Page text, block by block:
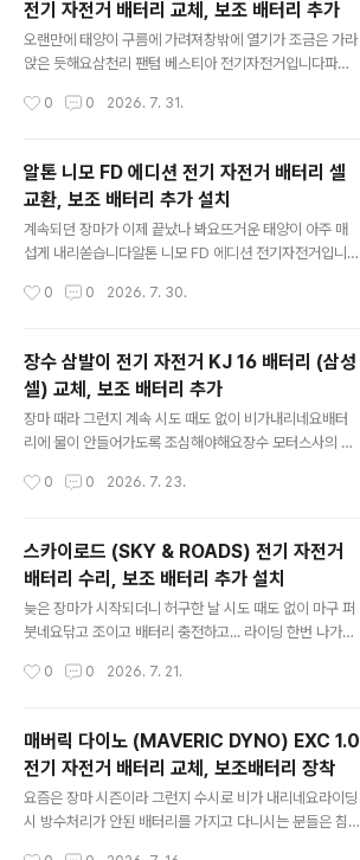
비 가성비가 뛰어난 디자인인 것 같아요​최대 속도는 약 23
Km로국내 안전 규정에도 부합되구요1회 충전으로 약 42
Km 주행이 가능하다고 합니다실제는 엄청 더 많이 나오
도로도 이용할 수 있겠네요​배터리에 대한 투자비만 따진다
전기 자전거 배터리 교체, 보조 배터리 추가
오랜만에 태양이 구름에 가려져창밖에 열기가 조금은 가라
앉은 듯해요​삼천리 팬텀 베스티아 전기자전거입니다파스,
속도는 24Km/h로 제어되며 안장이 낮아 여성들이나 노약
50W로자전거도로 주행은 불가능합니다등판이 가능한 최
대 각도는 약 6° (약 10%)라 표기되었구요100m 주행하
는데 높이 10m 올라가는 경사입니다...정직하죠?묻지 마
직구 자전거들은 쇼핑몰에 25°~ 30°로 표시해놓고 사기
판매하고 있죠?절대 속으시면 안 됩니다^^​한번 충전 후 최
로는 약 60Km 정도 예상하시면 될 것 같구요원동기 면허
0 0 2026. 7. 31.
알톤 니모 FD 에디션 전기 자전거 배터리 셀
교환, 보조 배터리 추가 설치
계속되던 장마가 이제 끝났나 봐요뜨거운 태양이 아주 매
섭게 내리쏟습니다​알톤 니모 FD 에디션 전기자전거입니다​
21.59Kg로 가벼운 편이라 여성 및 노약자들도 이용이 가
도 25Km/h,자전거도로 주행 자격은 있어요단 원동기 면
허증은 필요할 것 같아요​충전 후 주행 가능 거리는13.4A
배터리 용량의 배터리를 장착하고파스로 1단으로 평지 주
행 시 약 90~100Km 라고 합니다만실제 주행 시 약 60~
70Km 예상하시면 되겠네요 ​그러나,충전 횟수가 많아지면
면배터리가 수명을 다한 것이므로 점검 후 교체를 해야 합
0 0 2026. 7. 30.
장수 삼발이 전기 자전거 KJ 16 배터리 (삼성
셀) 교체, 보조 배터리 추가
장마 때라 그런지 계속 시도 때도 없이 비가내리네요배터
리에 물이 안들어가도록 조심해야해요​장수 모터스사의 장
용량은 350W배터리는 10Ah, 20Ah 등 여러 가지 옵션
속도는 시속 25Km/h로 제어되구요​앞바퀴는 20인치 뒷
바퀴는 16인치이며10Ah의 기본 배터리 장착 후쓰로틀로
는 40Km를,파스로는 80Km 주행이 가능하다고 합니다
물론 최상의 도로 와 기후 조건에몸무게가 그리 많지 않은
사람 기준이겠죠?​운행에 면허증은 필요합니다한 분께서
검 후 셀 교체해 드렸어요​KJ16은 세발 전기자전거는 싵포
0 0 2026. 7. 23.
스카이로드 (SKY & ROADS) 전기 자전거
배터리 수리, 보조 배터리 추가 설치
늦은 장마가 시작되더니 허구한 날 시도 때도 없이 마구 퍼
붓네요닦고 조이고 배터리 충전하고... 라이딩 한번 나가려
기 자전거입니다 스카이앤로즈로 부르기도 합니다​20인치
요​파스 및 쓰로틀 겸용으로 최고 속도는 25Km/h로 제어
되고요한번 충전으로 35 ~ 45Km 주행이 가능하다고 합
니다안장이 낮아 여성 및 노약자 분들도 이용이 가능할 것
같아요​계기판 전원은 들어오는데 주행거리가 너무 짧아요
0 0 2026. 7. 21.
매버릭 다이노 (MAVERIC DYNO) EXC 1.0
전기 자전거 배터리 교체, 보조배터리 장착
요즘은 장마 시즌이라 그런지 수시로 비가 내리네요라이딩
시 방수처리가 안된 배터리를 가지고 다니시는 분들은 침